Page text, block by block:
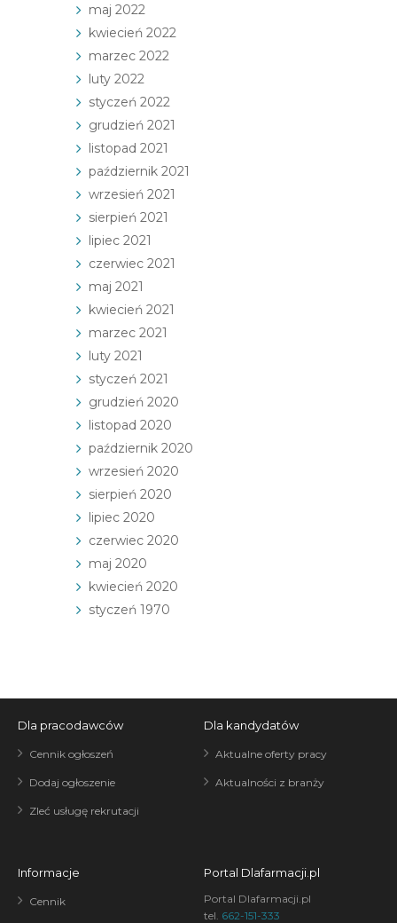
maj 2022
kwiecień 2022
marzec 2022
luty 2022
styczeń 2022
grudzień 2021
listopad 2021
październik 2021
wrzesień 2021
sierpień 2021
lipiec 2021
czerwiec 2021
maj 2021
kwiecień 2021
marzec 2021
luty 2021
styczeń 2021
grudzień 2020
listopad 2020
październik 2020
wrzesień 2020
sierpień 2020
lipiec 2020
czerwiec 2020
maj 2020
kwiecień 2020
styczeń 1970
Dla pracodawców
Cennik ogłoszeń
Dodaj ogłoszenie
Zleć usługę rekrutacji
Dla kandydatów
Aktualne oferty pracy
Aktualności z branży
Informacje
Cennik
Portal Dlafarmacji.pl
Portal Dlafarmacji.pl
tel. 662-151-333